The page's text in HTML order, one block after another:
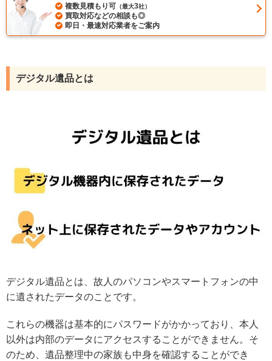
複数見積もり可 （最大3社）
買取対応などの相談も◎
即日・最速対応業者をご案内
デジタル遺品とは
デジタル遺品とは、故人のパソコンやスマートフォンの中
に遺されたデータのことです。
これらの機器は基本的にパスワードがかかっており、本人
以外は内部のデータにアクセスすることができません。そ
のため、遺品整理中の家族も中身を確認することができ